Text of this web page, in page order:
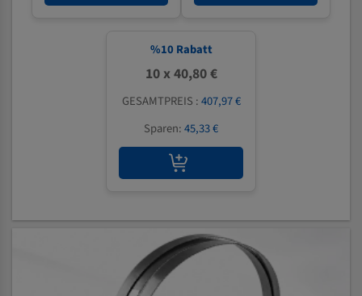
%10 Rabatt
10 x 40,80 €
GESAMTPREIS :407,97 €
Sparen:45,33 €